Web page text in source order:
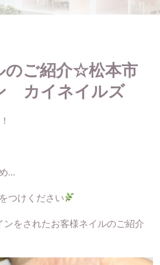
のご紹介☆松本市
カイネイルズ
…
つけください
ンをされたお客様ネイルのご紹介